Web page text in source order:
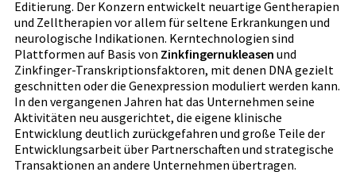
Editierung. Der Konzern entwickelt neuartige Gentherapien
und Zelltherapien vor allem für seltene Erkrankungen und
neurologische Indikationen. Kerntechnologien sind
Plattformen auf Basis von Zinkfingernukleasen und
Zinkfinger-Transkriptionsfaktoren, mit denen DNA gezielt
geschnitten oder die Genexpression moduliert werden kann.
In den vergangenen Jahren hat das Unternehmen seine
Aktivitäten neu ausgerichtet, die eigene klinische
Entwicklung deutlich zurückgefahren und große Teile der
Entwicklungsarbeit über Partnerschaften und strategische
Transaktionen an andere Unternehmen übertragen.